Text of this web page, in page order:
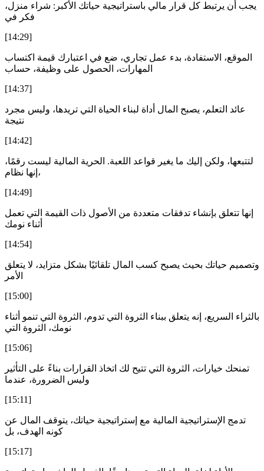
يجب أن يرتبط كل قرار مالي باستراتيجية حياتك الأكبر: شراء منزل،
فكر في
[14:29]
الموقع، الاستفادة، بدء عمل تجاري، ضع في اعتبارك قيمة اكتساب
المهارات، الحصول على وظيفة، حساب
[14:37]
عائد التعلم، يصبح المال أداة لبناء الحياة التي تريدها، وليس مجرد
نتيجة
[14:42]
لتتبعها، ولكن إليك ما يغير قواعد اللعبة. الحرية المالية ليست رقمًا،
إنها نظام،
[14:49]
إنها تتعلق بإنشاء تدفقات متعددة من الأصول ذات القيمة التي تعمل
أثناء نومك
[14:54]
وتصميم حياتك بحيث يصبح كسب المال تلقائيًا بشكل متزايد، لا يتعلق
الأمر
[15:00]
بالثراء السريع، إنه يتعلق ببناء الثروة التي تدوم، الثروة التي تنمو أثناء
نومك، الثروة التي
[15:06]
تمنحك خيارات، الثروة التي تتيح لك اتخاذ القرارات بناءً على التأثير
وليس الضرورة، عندما
[15:11]
تدمج الإستراتيجية المالية مع إستراتيجية حياتك، يتوقف المال عن
كونه الهدف، بل
[15:17]